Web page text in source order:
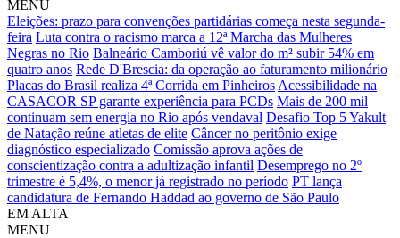
MENU
Eleições: prazo para convenções partidárias começa nesta segunda-
feira Luta contra o racismo marca a 12ª Marcha das Mulheres
Negras no Rio Balneário Camboriú vê valor do m² subir 54% em
quatro anos Rede D'Brescia: da operação ao faturamento milionário
Placas do Brasil realiza 4ª Corrida em Pinheiros Acessibilidade na
CASACOR SP garante experiência para PCDs Mais de 200 mil
continuam sem energia no Rio após vendaval Desafio Top 5 Yakult
de Natação reúne atletas de elite Câncer no peritônio exige
diagnóstico especializado Comissão aprova ações de
conscientização contra a adultização infantil Desemprego no 2º
trimestre é 5,4%, o menor já registrado no período PT lança
candidatura de Fernando Haddad ao governo de São Paulo
EM ALTA
MENU